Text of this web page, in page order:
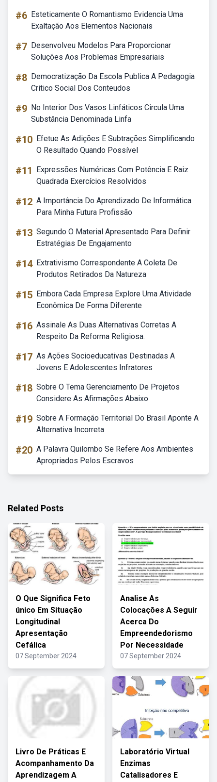
#6 Esteticamente O Romantismo Evidencia Uma
Exaltação Aos Elementos Nacionais
#7 Desenvolveu Modelos Para Proporcionar
Soluções Aos Problemas Empresariais
#8 Democratização Da Escola Publica A Pedagogia
Critico Social Dos Conteudos
#9 No Interior Dos Vasos Linfáticos Circula Uma
Substância Denominada Linfa
#10 Efetue As Adições E Subtrações Simplificando
O Resultado Quando Possível
#11
Expressões Numéricas Com Potência E Raiz
Quadrada Exercícios Resolvidos
#12 A Importância Do Aprendizado De Informática
Para Minha Futura Profissão
#13 Segundo O Material Apresentado Para Definir
Estratégias De Engajamento
#14 Extrativismo Correspondente A Coleta De
Produtos Retirados Da Natureza
#15 Embora Cada Empresa Explore Uma Atividade
Econômica De Forma Diferente
#16 Assinale As Duas Alternativas Corretas A
Respeito Da Reforma Religiosa.
#17 As Ações Socioeducativas Destinadas A
Jovens E Adolescentes Infratores
#18 Sobre O Tema Gerenciamento De Projetos
Considere As Afirmações Abaixo
#19 Sobre A Formação Territorial Do Brasil Aponte A
Alternativa Incorreta
#20 A Palavra Quilombo Se Refere Aos Ambientes
Apropriados Pelos Escravos
Related Posts
O Que Significa Feto
único Em Situação
Longitudinal
Apresentação
Cefálica
07 September 2024
Analise As
Colocações A Seguir
Acerca Do
Empreendedorismo
Por Necessidade
07 September 2024
Livro De Práticas E
Acompanhamento Da
Aprendizagem A
Laboratório Virtual
Enzimas
Catalisadores E